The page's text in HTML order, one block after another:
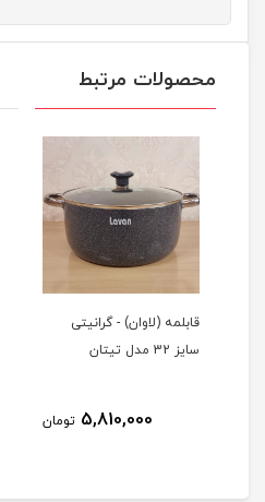
محصولات مرتبط
قابلمه (لاوان) - گرانیتی
سایز 32 مدل تیتان
5,810,000 تومان